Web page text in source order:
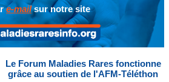
e-mailsur notre site
Le Forum Maladies Rares fonctionne
grâce au soutien de l'AFM-Téléthon